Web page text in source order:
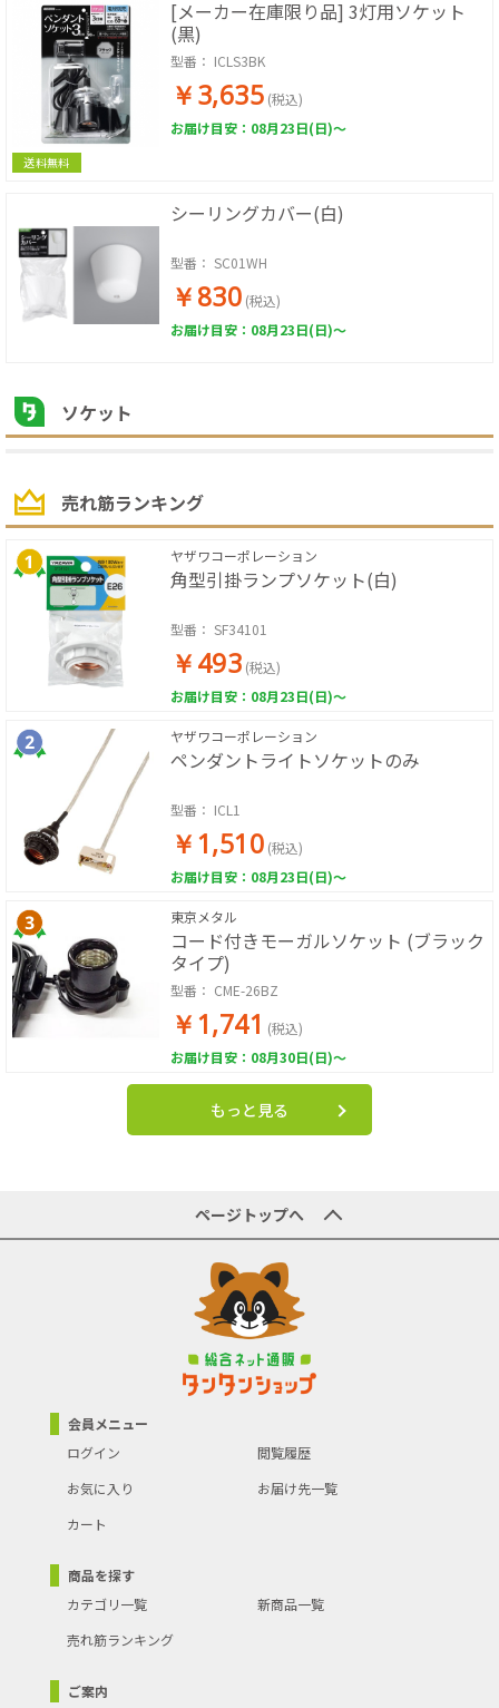
送料無料
[メーカー在庫限り品] 3灯用ソケット
(黒)
型番： ICLS3BK
￥3,635 (税込)
お届け目安：08月23日(日)～
シーリングカバー(白)
型番： SC01WH
￥830 (税込)
お届け目安：08月23日(日)～
ソケット
売れ筋ランキング
ヤザワコーポレーション
角型引掛ランプソケット(白)
型番： SF34101
￥493 (税込)
お届け目安：08月23日(日)～
ヤザワコーポレーション
ペンダントライトソケットのみ
型番： ICL1
￥1,510 (税込)
お届け目安：08月23日(日)～
東京メタル
コード付きモーガルソケット (ブラック
タイプ)
型番： CME-26BZ
￥1,741 (税込)
お届け目安：08月30日(日)～
もっと見る
ページトップへ
会員メニュー
ログイン
閲覧履歴
お気に入り
お届け先一覧
カート
商品を探す
カテゴリ一覧
新商品一覧
売れ筋ランキング
ご案内